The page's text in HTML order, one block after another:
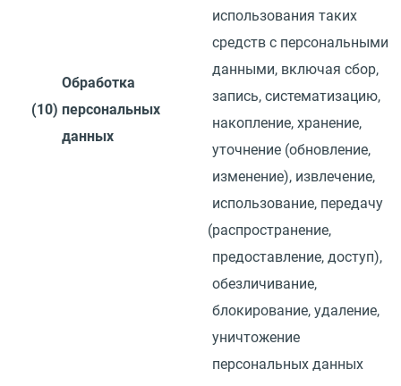
(10)
Обработка
персональных
данных
использования таких
средств с персональными
данными, включая сбор,
запись, систематизацию,
накопление, хранение,
уточнение (обновление,
изменение), извлечение,
использование, передачу
(распространение,
предоставление, доступ),
обезличивание,
блокирование, удаление,
уничтожение
персональных данных